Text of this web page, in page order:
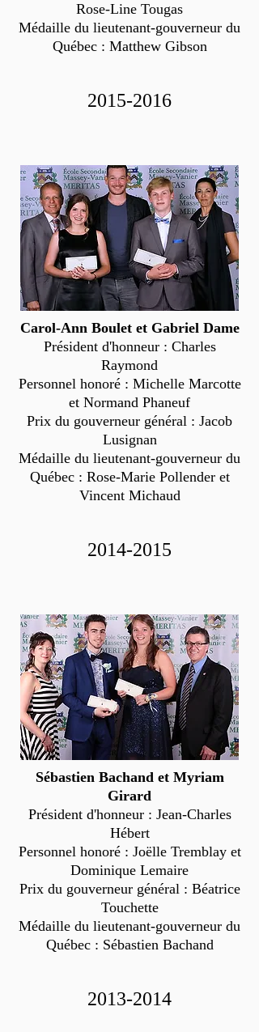
Rose-Line Tougas
Médaille du lieutenant-gouverneur du
Québec : Matthew Gibson
2015-2016
Carol-Ann Boulet et Gabriel Dame
Président d'honneur : Charles
Raymond
Personnel honoré : Michelle Marcotte
et Normand Phaneuf
Prix du gouverneur général : Jacob
Lusignan
Médaille du lieutenant-gouverneur du
Québec : Rose-Marie Pollender et
Vincent Michaud
2014-2015
Sébastien Bachand et Myriam
Girard
Président d'honneur : Jean-Charles
Hébert
Personnel honoré : Joëlle Tremblay et
Dominique Lemaire
Prix du gouverneur général : Béatrice
Touchette
Médaille du lieutenant-gouverneur du
Québec : Sébastien Bachand
2013-2014